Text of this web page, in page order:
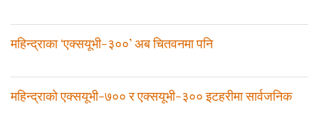
महिन्द्राका ‘एक्सयूभी-३००’ अब चितवनमा पनि
महिन्द्राकाे एक्सयूभी-७०० र एक्सयूभी-३०० इटहरीमा सार्वजनिक